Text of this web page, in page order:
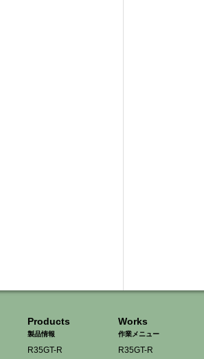
Products
製品情報
R35GT-R
Works
作業メニュー
R35GT-R